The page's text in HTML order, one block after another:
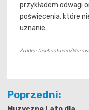
przykładem odwagi
poświęcenia, które
uznanie.
Źródło: facebook.com/
Nawigacja
Poprzedni: